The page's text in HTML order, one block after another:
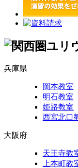
兵庫県
岡本教室
明石教室
姫路教室
西宮北口
大阪府
天王寺教
上本町教